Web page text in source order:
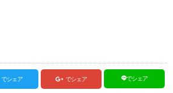
でシェア でシェア でシェア